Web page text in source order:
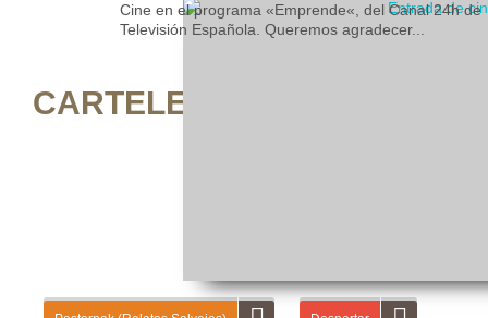
Cine en el programa «Emprende«, del Canal 24h de
Televisión Española. Queremos agradecer...
CARTELERA DE